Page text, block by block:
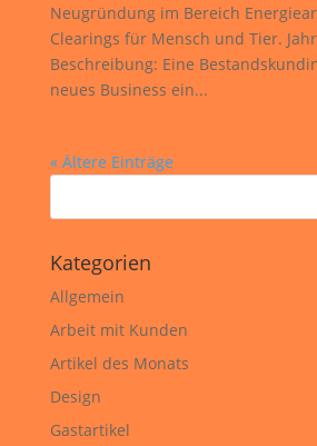
Neugründung im Bereich
Clearings für Mensch und Tier.
Beschreibung: Eine
neues Business ein...
« Ältere Einträge
Kategorien
Allgemein
Arbeit mit Kunden
Artikel des Monats
Design
Gastartikel